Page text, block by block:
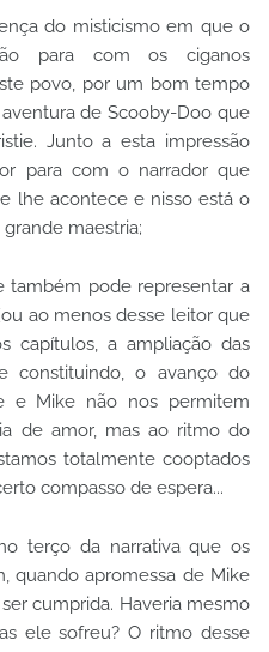
do misticismo em que o
para com os ciganos
povo, por um bom tempo
de Scooby-Doo que
Junto a esta impressão
para com o narrador que
lhe acontece e nisso está o
maestria;
também pode representar a
ao menos desse leitor que
capítulos, a ampliação das
constituindo, o avanço do
e Mike não nos permitem
de amor, mas ao ritmo do
totalmente cooptados
compasso de espera...
terço da narrativa que os
quando apromessa de Mike
cumprida. Haveria mesmo
ele sofreu? O ritmo desse